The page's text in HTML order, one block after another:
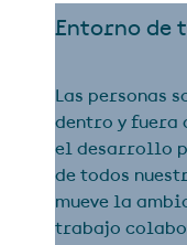
Entorno de
Las personas
dentro y fuera
el desarrollo
de todos
mueve la
trabajo